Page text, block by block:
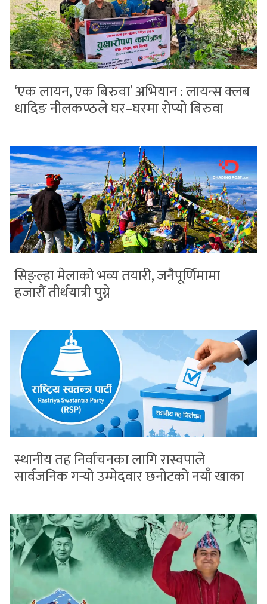
‘एक लायन, एक बिरुवा’ अभियान : लायन्स क्लब
धादिङ नीलकण्ठले घर–घरमा रोप्यो बिरुवा
सिङ्ल्हा मेलाको भव्य तयारी, जनैपूर्णिमामा
हजारौँ तीर्थयात्री पुग्ने
स्थानीय तह निर्वाचनका लागि रास्वपाले
सार्वजनिक गर्‍यो उम्मेदवार छनोटको नयाँ खाका